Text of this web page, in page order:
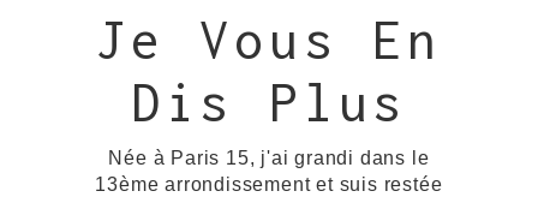
Je Vous En
Dis Plus
Née à Paris 15, j'ai grandi dans le
13ème arrondissement et suis restée